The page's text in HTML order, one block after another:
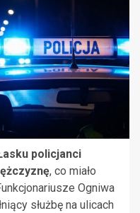
policjanci
, co miało
Ogniwa
służbę na ulicach